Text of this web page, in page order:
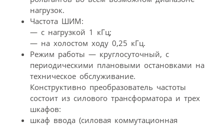
нагрузок.
Частота ШИМ:
— с нагрузкой 1 кГц;
— на холостом ходу 0,25 кГц.
Режим работы — круглосуточный, с
периодическими плановыми остановками на
техническое обслуживание.
Конструктивно преобразователь частоты
состоит из силового трансформатора и трех
шкафов:
шкаф ввода (силовая коммутационная